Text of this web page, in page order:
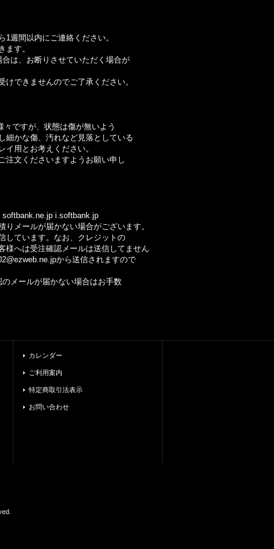
週間以内にご連絡ください。
す。
は、お断りさせていただく場合が
できませんのでご了承ください。
ですが、状態は傷が無いよう
かな傷、汚れなど見落としている
用とお考えください。
文くださいますようお願い申し
i.softbank.jp
メールが届かない場合がございます。
ています。なお、クレジットの
へは受注確認メールは送信してません
から送信されますので
メールが届かない場合はお手数
カレンダー
ご利用案内
特定商取引法表示
お問い合わせ